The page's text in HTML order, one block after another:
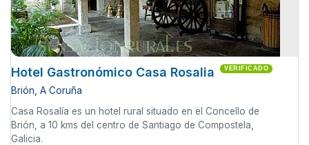
Hotel Gastronómico Casa Rosalia VERIFICADO
Brión, A Coruña
Casa Rosalía es un hotel rural situado en el Concello de
Brión, a 10 kms del centro de Santiago de Compostela,
Galicia.